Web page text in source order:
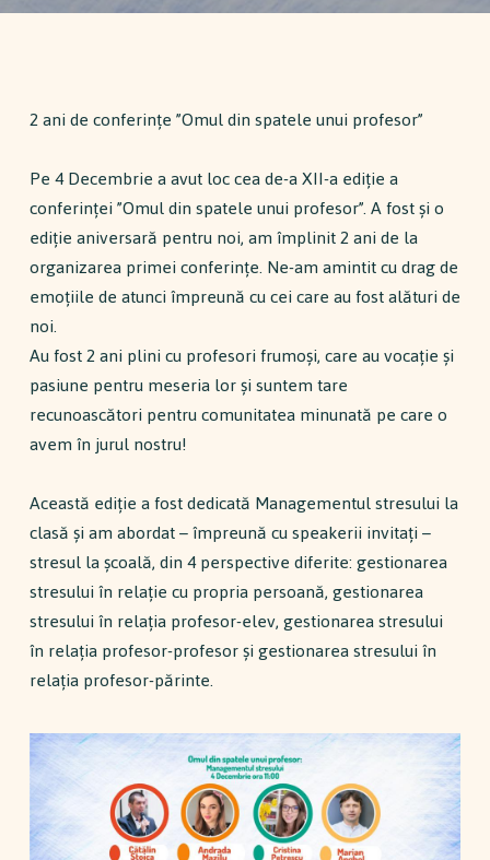
2 ani de conferințe ”Omul din spatele unui profesor”
Pe 4 Decembrie a avut loc cea de-a XII-a ediție a
conferinței ”Omul din spatele unui profesor”. A fost și o
ediție aniversară pentru noi, am împlinit 2 ani de la
organizarea primei conferințe. Ne-am amintit cu drag de
emoțiile de atunci împreună cu cei care au fost alături de
noi.
Au fost 2 ani plini cu profesori frumoși, care au vocație și
pasiune pentru meseria lor și suntem tare
recunoascători pentru comunitatea minunată pe care o
avem în jurul nostru!
Această ediție a fost dedicată Managementul stresului la
clasă și am abordat – împreună cu speakerii invitați –
stresul la școală, din 4 perspective diferite: gestionarea
stresului în relație cu propria persoană, gestionarea
stresului în relația profesor-elev, gestionarea stresului
în relația profesor-profesor și gestionarea stresului în
relația profesor-părinte.